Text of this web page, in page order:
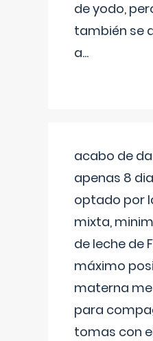
de yodo,
también se
a...
acabo de
apenas 8
optado por
mixta,
de leche de
máximo
materna
para
tomas con